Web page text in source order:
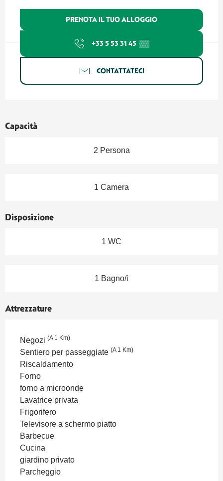
PRENOTA IL TUO ALLOGGIO
+33 5 53 31 45 ▒▒
CONTATTATECI
Capacità
2 Persona
1 Camera
Disposizione
1 WC
1 Bagno/i
Attrezzature
Negozi (A 1 Km)
Sentiero per passeggiate (A 1 Km)
Riscaldamento
Forno
forno a microonde
Lavatrice privata
Frigorifero
Televisore a schermo piatto
Barbecue
Cucina
giardino privato
Parcheggio